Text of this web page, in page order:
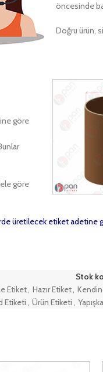
öncesinde
Doğru ürün,
göre
göre
üretilecek etiket
Stok
Etiket, Hazır Etiket,
Etiketi, Ürün Etiketi,